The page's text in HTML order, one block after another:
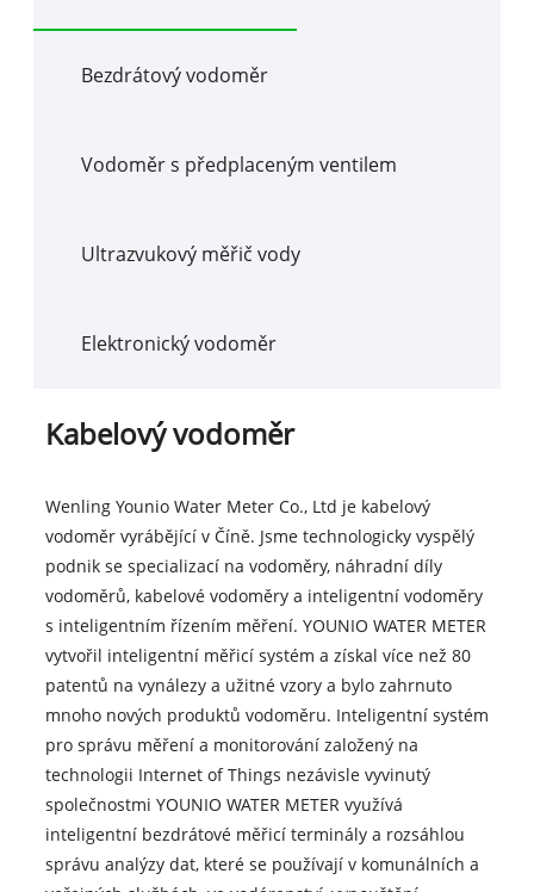
Bezdrátový vodoměr
Vodoměr s předplaceným ventilem
Ultrazvukový měřič vody
Elektronický vodoměr
Kabelový vodoměr
Wenling Younio Water Meter Co., Ltd je kabelový
vodoměr vyrábějící v Číně. Jsme technologicky vyspělý
podnik se specializací na vodoměry, náhradní díly
vodoměrů, kabelové vodoměry a inteligentní vodoměry
s inteligentním řízením měření. YOUNIO WATER METER
vytvořil inteligentní měřicí systém a získal více než 80
patentů na vynálezy a užitné vzory a bylo zahrnuto
mnoho nových produktů vodoměru. Inteligentní systém
pro správu měření a monitorování založený na
technologii Internet of Things nezávisle vyvinutý
společnostmi YOUNIO WATER METER využívá
inteligentní bezdrátové měřicí terminály a rozsáhlou
správu analýzy dat, které se používají v komunálních a